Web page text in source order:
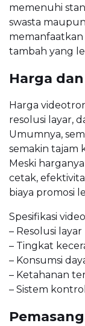
memenuhi
swasta
tambah yang
Harga
Harga
resolusi layar,
Umumnya,
semakin tajam
Meski
cetak,
biaya promosi
Spesifikasi
– Resolusi
– Tingkat
– Konsumsi
– Ketahanan
– Sistem